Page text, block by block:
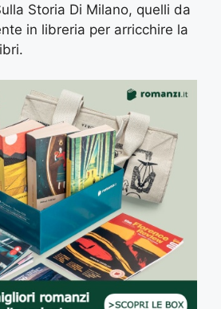
Storia Di Milano, quelli da
in libreria per arricchire la